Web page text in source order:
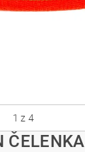
1 z 4
ČELENKA